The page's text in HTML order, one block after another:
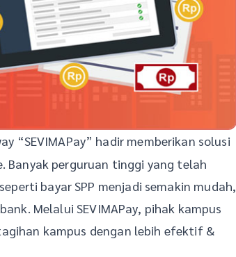
“SEVIMAPay” hadir memberikan solusi
Banyak perguruan tinggi yang telah
bayar SPP menjadi semakin mudah,
Melalui SEVIMAPay, pihak kampus
kampus dengan lebih efektif &